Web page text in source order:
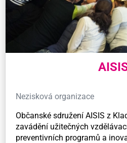
Nezisková organizace
Občanské sdružení AISIS z
zavádění užitečných
preventivních programů a